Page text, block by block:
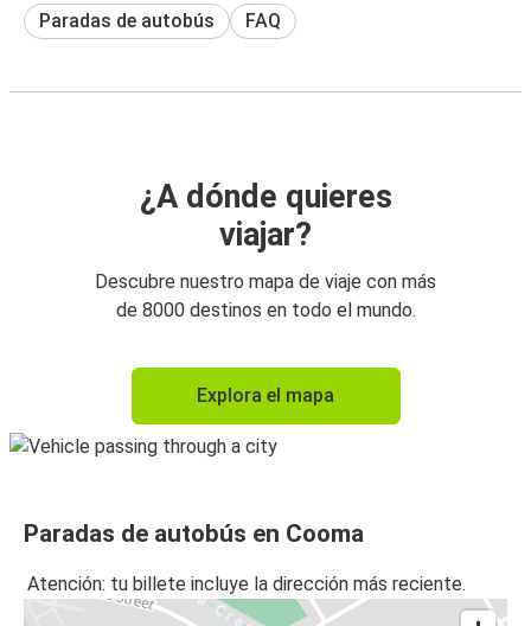
Paradas de autobús FAQ
¿A dónde quieres
viajar?
Descubre nuestro mapa de viaje con más
de 8000 destinos en todo el mundo.
Explora el mapa
Paradas de autobús en Cooma
Atención: tu billete incluye la dirección más reciente.